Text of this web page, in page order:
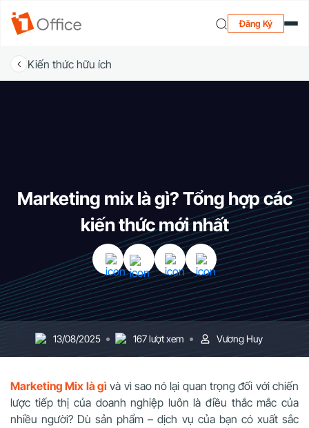
Đăng Ký
Kiến thức hữu ích
Marketing mix là gì? Tổng hợp các
kiến thức mới nhất
13/08/2025 167 lượt xem Vương Huy
Marketing Mix là gìvà vì sao nó lại quan trọng đối với chiến
lược tiếp thị của doanh nghiệp luôn là điều thắc mắc của
nhiều người? Dù sản phẩm – dịch vụ của bạn có xuất sắc